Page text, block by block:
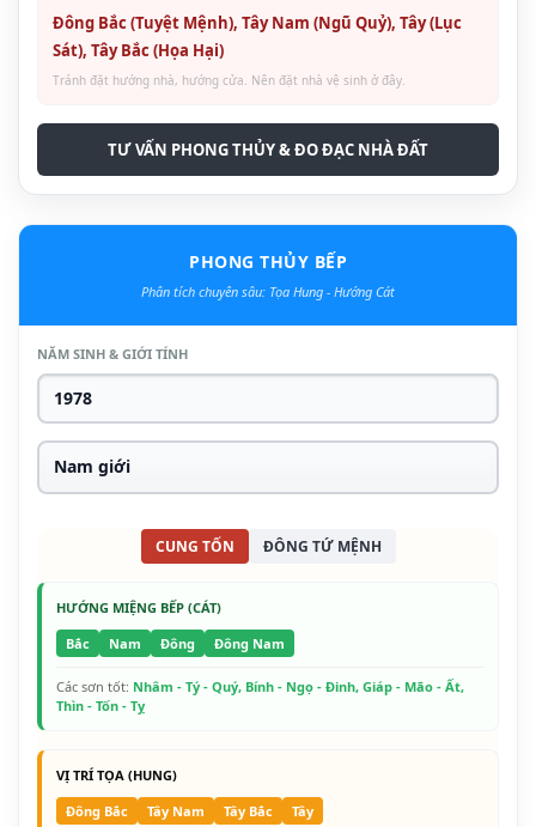
Đông Bắc (Tuyệt Mệnh), Tây Nam (Ngũ Quỷ), Tây (Lục
Sát), Tây Bắc (Họa Hại)
Tránh đặt hướng nhà, hướng cửa. Nên đặt nhà vệ sinh ở đây.
TƯ VẤN PHONG THỦY & ĐO ĐẠC NHÀ ĐẤT
PHONG THỦY BẾP
Phân tích chuyên sâu: Tọa Hung - Hướng Cát
NĂM SINH & GIỚI TÍNH
CUNG TỐN ĐÔNG TỨ MỆNH
HƯỚNG MIỆNG BẾP (CÁT)
Bắc
Nam Đông Đông Nam
Các sơn tốt: Nhâm - Tý - Quý, Bính - Ngọ - Đinh, Giáp - Mão - Ất,
Thìn - Tốn - Tỵ
VỊ TRÍ TỌA (HUNG)
Đông Bắc
Tây Nam Tây Bắc Tây